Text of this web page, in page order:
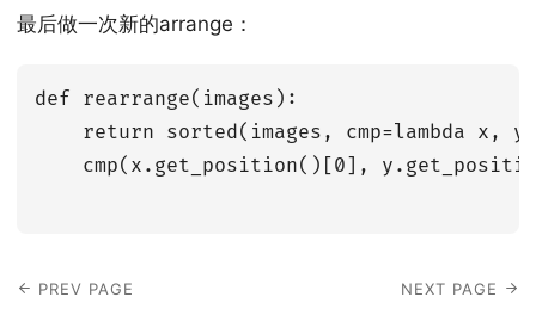
最后做一次新的arrange：
def rearrange(images):
    return sorted(images, cmp=lambda x, y:
cmp(x.get_position()[0],
PREV PAGE NEXT PAGE